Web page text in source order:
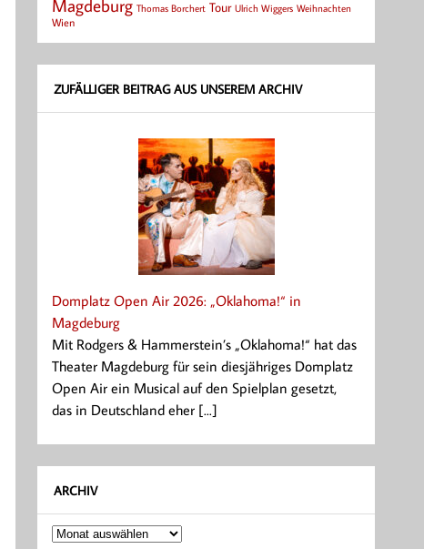
Magdeburg Thomas Borchert Tour Ulrich Wiggers Weihnachten
Wien
ZUFÄLLIGER BEITRAG AUS UNSEREM ARCHIV
Domplatz Open Air 2026: „Oklahoma!“ in
Magdeburg
Mit Rodgers & Hammerstein’s „Oklahoma!“ hat das
Theater Magdeburg für sein diesjähriges Domplatz
Open Air ein Musical auf den Spielplan gesetzt,
das in Deutschland eher [...]
ARCHIV
Archiv